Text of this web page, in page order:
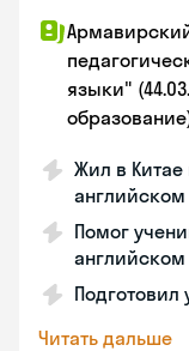
языки"
Жил в
английском
Помог
Читать дальше